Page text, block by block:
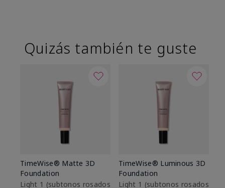
Quizás también te guste
TimeWise® Matte 3D
Foundation
Light 1​ (subtonos rosados
TimeWise® Luminous 3D
Foundation
Light 1​ (subtonos rosados